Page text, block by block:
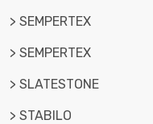
> SEMPERTEX
> SEMPERTEX
> SLATESTONE
> STABILO